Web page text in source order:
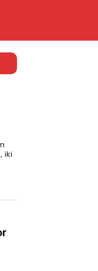
iki